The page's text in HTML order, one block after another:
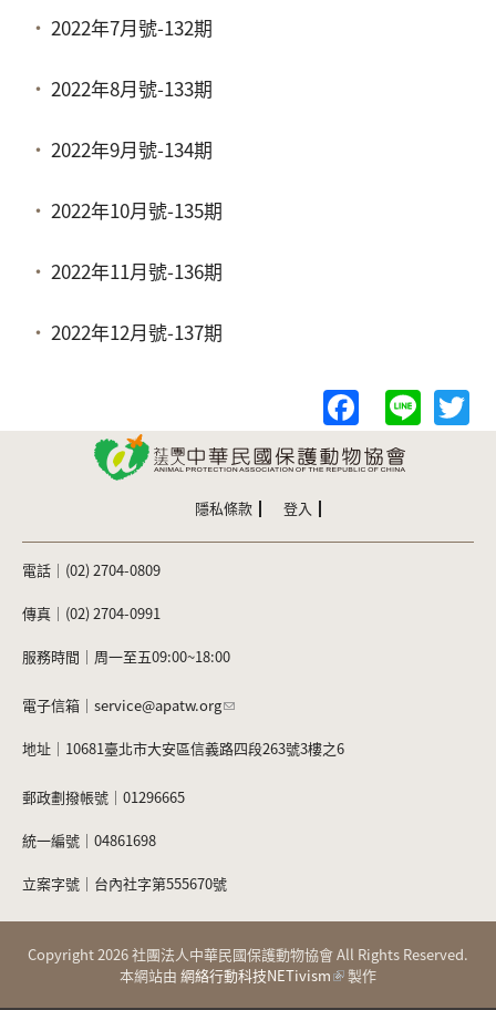
2022年7月號-132期
2022年8月號-133期
2022年9月號-134期
2022年10月號-135期
2022年11月號-136期
2022年12月號-137期
F
a
c
b
Li
n
隱私條款 登入
電話｜(02) 2704-0809
傳真｜(02) 2704-0991
服務時間｜周一至五09:00~18:00
電子信箱｜ service@apatw.org
地址｜10681臺北市大安區信義路四段263號3樓之6
郵政劃撥帳號｜01296665
統一編號｜04861698
立案字號｜台內社字第555670號
Copyright 2026 社團法人中華民國保護動物協會 All Rights Reserved.
本網站由 網絡行動科技NETivism 製作